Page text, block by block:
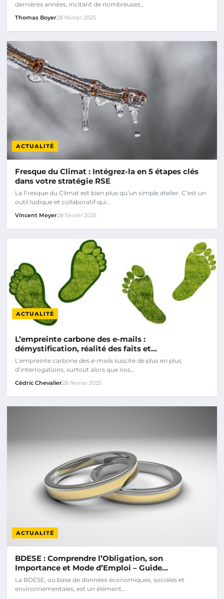
dernières années, incitant de nombreuses…
Thomas Boyer28 février 2025
ACTUALITÉ
Fresque du Climat : Intégrez-la en 5 étapes clés
dans votre stratégie RSE
La Fresque du Climat est bien plus qu’un simple atelier. C’est un
outil ludique et collaboratif qui…
Vincent Meyer28 février 2025
ACTUALITÉ
L’empreinte carbone des e-mails :
démystification, réalité des faits et…
L’empreinte carbone des e-mails suscite de plus en plus
d’interrogations, surtout alors que nos…
Cédric Chevalier28 février 2025
ACTUALITÉ
BDESE : Comprendre l’Obligation, son
Importance et Mode d’Emploi – Guide…
La BDESE, ou base de données économiques, sociales et
environnementales, est un élément…